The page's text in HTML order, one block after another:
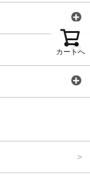
カートへ